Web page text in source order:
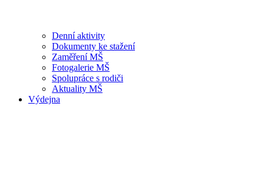
Denní aktivity
Dokumenty ke stažení
Zaměření MŠ
Fotogalerie MŠ
Spolupráce s rodiči
Aktuality MŠ
Výdejna